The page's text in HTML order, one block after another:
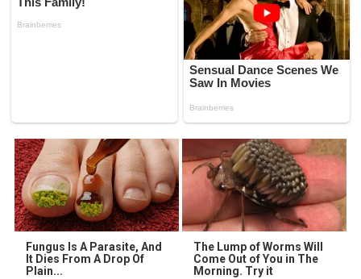
Fungus Is A Parasite, And
It Dies From A Drop Of
Plain...
The Lump of Worms Will
Come Out of You in The
Morning. Try it